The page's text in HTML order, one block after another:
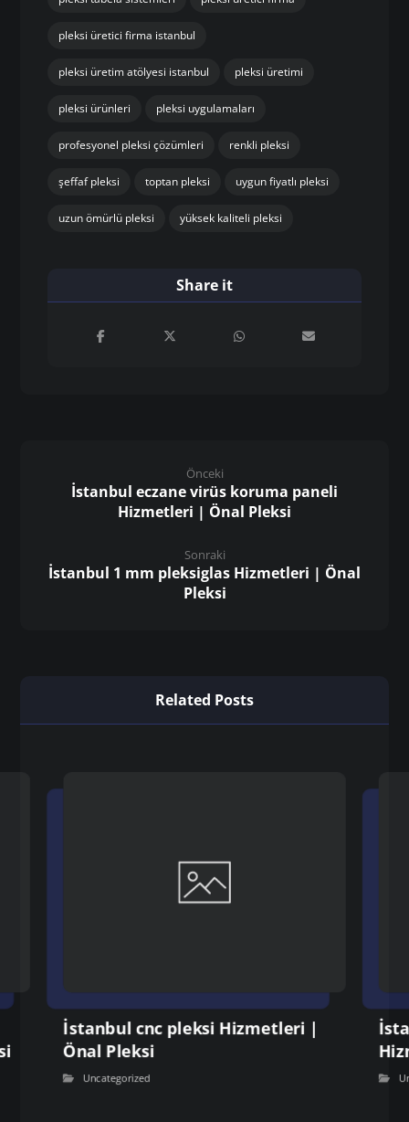
pleksi üretici firma istanbul
pleksi üretim atölyesi istanbul pleksi üretimi
pleksi ürünleri pleksi uygulamaları
profesyonel pleksi çözümleri renkli pleksi
şeffaf pleksi toptan pleksi uygun fiyatlı pleksi
uzun ömürlü pleksi yüksek kaliteli pleksi
Önceki
İstanbul eczane virüs koruma paneli
Hizmetleri | Önal Pleksi
Sonraki
İstanbul 1 mm pleksiglas Hizmetleri | Önal
Pleksi
Related Posts
İstanbul cnc pleksi Hizmetleri |
Önal Pleksi
Uncategorized